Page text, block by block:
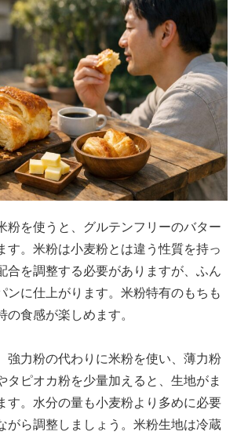
粉を使うと、グルテンフリーのバター
す。米粉は小麦粉とは違う性質を持っ
合を調整する必要がありますが、ふん
ンに仕上がります。米粉特有のもちも
の食感が楽しめます。
強力粉の代わりに米粉を使い、薄力粉
タピオカ粉を少量加えると、生地がま
す。水分の量も小麦粉より多めに必要
がら調整しましょう。米粉生地は冷蔵